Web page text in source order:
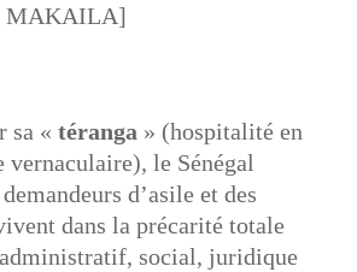
MAKAILA]
sa « téranga » (hospitalité en
le Sénégal
d’asile et des
dans la précarité totale
social, juridique